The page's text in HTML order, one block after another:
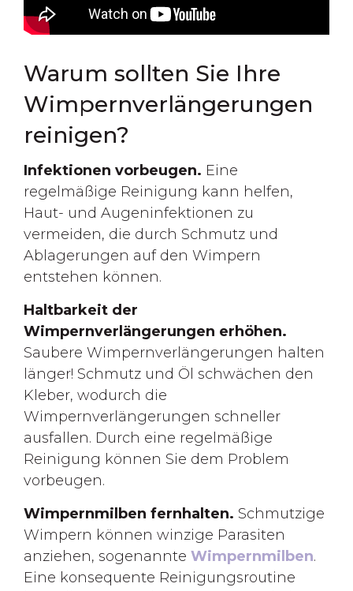
Warum sollten Sie Ihre
Wimpernverlängerungen
reinigen?
Infektionen vorbeugen. Eine
regelmäßige Reinigung kann helfen,
Haut- und Augeninfektionen zu
vermeiden, die durch Schmutz und
Ablagerungen auf den Wimpern
entstehen können.
Haltbarkeit der
Wimpernverlängerungen erhöhen.
Saubere Wimpernverlängerungen halten
länger! Schmutz und Öl schwächen den
Kleber, wodurch die
Wimpernverlängerungen schneller
ausfallen. Durch eine regelmäßige
Reinigung können Sie dem Problem
vorbeugen.
Wimpernmilben fernhalten. Schmutzige
Wimpern können winzige Parasiten
anziehen, sogenannte Wimpernmilben.
Eine konsequente Reinigungsroutine